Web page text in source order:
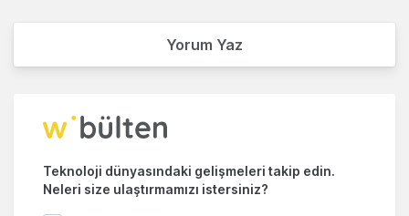
Yorum Yaz
Teknoloji dünyasındaki gelişmeleri takip edin.
Neleri size ulaştırmamızı istersiniz?